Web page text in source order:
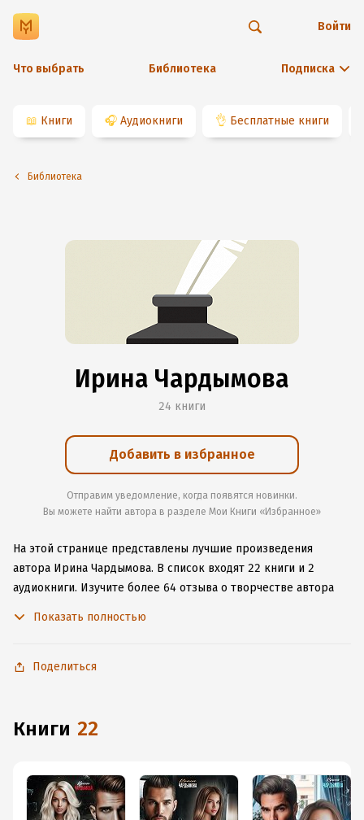
Что выбрать Библиотека Подписка
Войти
📖 Книги 🎧 Аудиокниги 👌 Бесплатные книги
Библиотека
Ирина Чардымова
24 книги
Добавить в избранное
Отправим уведомление, когда появятся новинки.
Вы можете найти автора в разделе Мои Книги «Избранное»
На этой странице представлены лучшие произведения
автора Ирина Чардымова. В список входят 22 книги и 2
аудиокниги. Изучите более 64 отзыва о творчестве автора
с любимыми произведениями даже без подключения
Показать полностью
Поделиться
книги 22